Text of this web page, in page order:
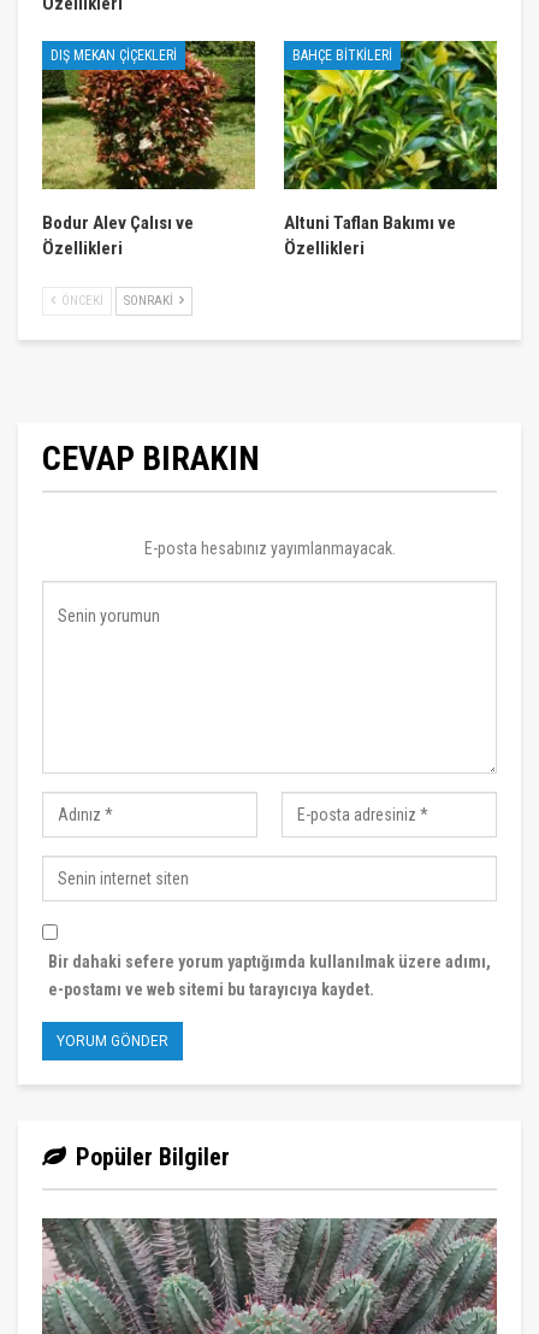
DIŞ MEKAN ÇIÇEKLERI
Bodur Alev Çalısı ve
Özellikleri
BAHÇE BITKILERI
Altuni Taflan Bakımı ve
Özellikleri
ÖNCEKI SONRAKI
CEVAP BIRAKIN
E-posta hesabınız yayımlanmayacak.
Bir dahaki sefere yorum yaptığımda kullanılmak üzere adımı,
e-postamı ve web sitemi bu tarayıcıya kaydet.
Popüler Bilgiler